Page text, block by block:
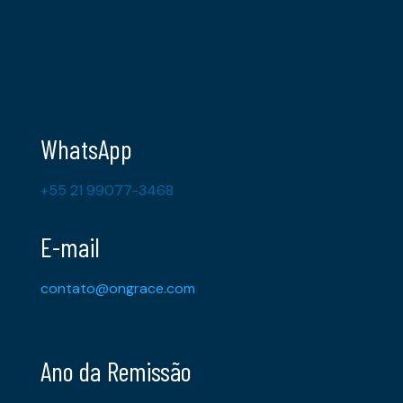
WhatsApp
+55 21 99077-3468
E-mail
contato@ongrace.com
Ano da Remissão